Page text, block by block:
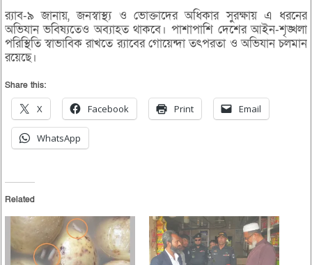
র‌্যাব-৯ জানায়, জনস্বাস্থ্য ও ভোক্তাদের অধিকার সুরক্ষায় এ ধরনের
অভিযান ভবিষ্যতেও অব্যাহত থাকবে। পাশাপাশি দেশের আইন-শৃঙ্খলা
পরিস্থিতি স্বাভাবিক রাখতে র‌্যাবের গোয়েন্দা তৎপরতা ও অভিযান চলমান
রয়েছে।
Share this:
X Facebook Print Email
WhatsApp
Related